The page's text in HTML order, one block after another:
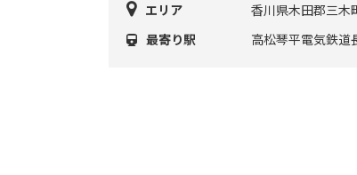
エリア
香川県木田郡三木
最寄り駅
高松琴平電気鉄道